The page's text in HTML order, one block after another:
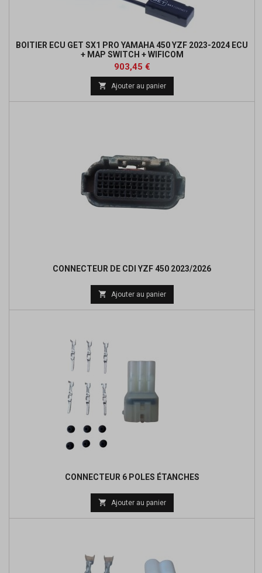
BOITIER ECU GET SX1 PRO YAMAHA 450 YZF 2023-2024 ECU
+ MAP SWITCH + WIFICOM
Prix
903,45 €Prix
de
base
 Ajouter au panier
CONNECTEUR DE CDI YZF 450 2023/2026
 Ajouter au panier
CONNECTEUR 6 POLES ÉTANCHES
 Ajouter au panier